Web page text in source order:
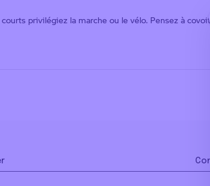
privilégiez la marche ou le vélo. Pensez à